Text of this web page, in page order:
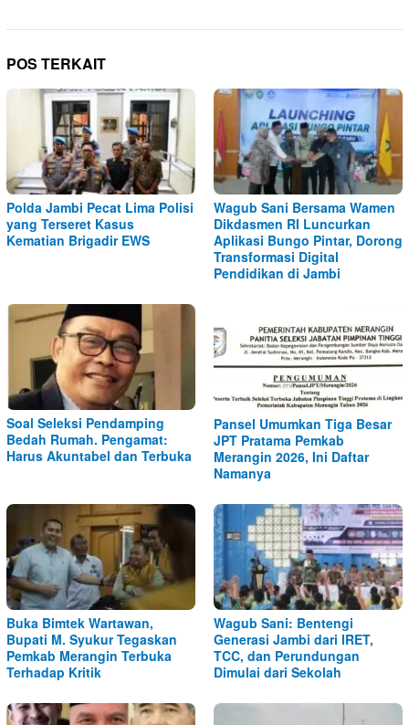
POS TERKAIT
Polda Jambi Pecat Lima Polisi
yang Terseret Kasus
Kematian Brigadir EWS
Wagub Sani Bersama Wamen
Dikdasmen RI Luncurkan
Aplikasi Bungo Pintar, Dorong
Transformasi Digital
Pendidikan di Jambi
Soal Seleksi Pendamping
Bedah Rumah. Pengamat:
Harus Akuntabel dan Terbuka
Pansel Umumkan Tiga Besar
JPT Pratama Pemkab
Merangin 2026, Ini Daftar
Namanya
Buka Bimtek Wartawan,
Bupati M. Syukur Tegaskan
Pemkab Merangin Terbuka
Terhadap Kritik
Wagub Sani: Bentengi
Generasi Jambi dari IRET,
TCC, dan Perundungan
Dimulai dari Sekolah